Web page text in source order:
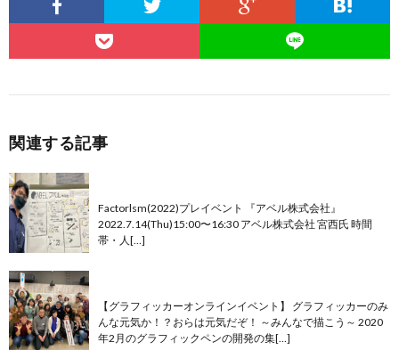
関連する記事
Factorlsm(2022)プレイベント 『アベル株式会社』
2022.7.14(Thu)15:00〜16:30 アベル株式会社 宮西氏 時間
帯・人[…]
【グラフィッカーオンラインイベント】 グラフィッカーのみ
んな元気か！？おらは元気だぞ！ ～みんなで描こう～ 2020
年2月のグラフィックペンの開発の集[…]